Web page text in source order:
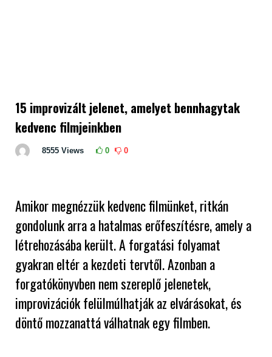
15 improvizált jelenet, amelyet bennhagytak
kedvenc filmjeinkben
8555 Views 0 0
Amikor megnézzük kedvenc filmünket, ritkán
gondolunk arra a hatalmas erőfeszítésre, amely a
létrehozásába került. A forgatási folyamat
gyakran eltér a kezdeti tervtől. Azonban a
forgatókönyvben nem szereplő jelenetek,
improvizációk felülmúlhatják az elvárásokat, és
döntő mozzanattá válhatnak egy filmben.